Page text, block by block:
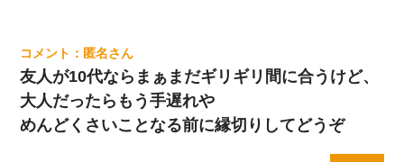
匿名
友人が10代ならまぁまだギリギリ間に合うけど、
大人だったらもう手遅れや
めんどくさいことなる前に縁切りしてどうぞ